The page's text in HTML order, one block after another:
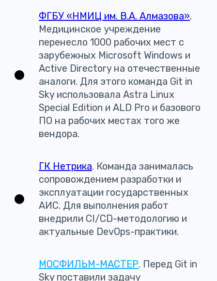
ФГБУ «НМИЦ им. В.А. Алмазова».
Медицинское учреждение
перенесло 1000 рабочих мест с
зарубежных Microsoft Windows и
Active Directory на отечественные
аналоги. Для этого команда Git in
Sky использовала Astra Linux
Special Edition и ALD Pro и базового
ПО на рабочих местах того же
вендора.
ГК Нетрика. Команда занималась
сопровождением разработки и
эксплуатации государственных
АИС. Для выполнения работ
внедрили CI/CD-методологию и
актуальные DevOps-практики.
МОСФИЛЬМ-МАСТЕР. Перед Git in
Sky поставили задачу